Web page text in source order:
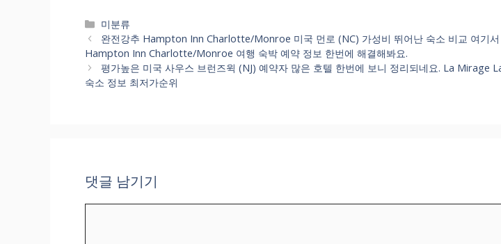
카
테
고
리
미분류
완전강추 Hampton Inn Charlotte/Monroe 미국 먼로 (NC) 가성비 뛰어난 숙소 비교 여기서
Hampton Inn Charlotte/Monroe 여행 숙박 예약 정보 한번에 해결해봐요.
평가높은 미국 사우스 브런즈윅 (NJ) 예약자 많은 호텔 한번에 보니 정리되네요. La Mirage
숙소 정보 최저가순위
댓글 남기기